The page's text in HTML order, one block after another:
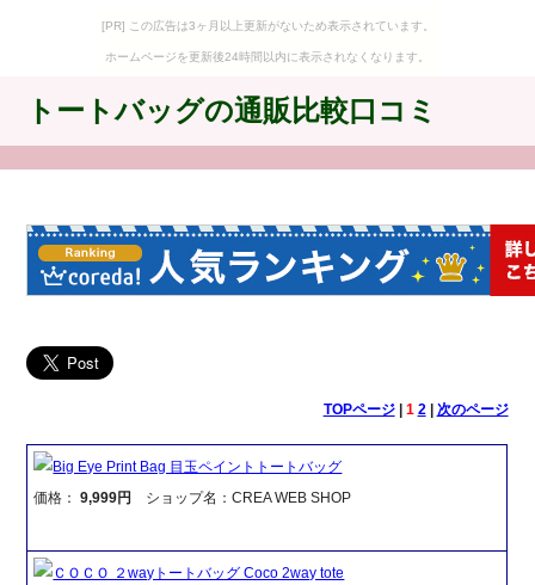
[PR] この広告は3ヶ月以上更新がないため表示されています。
ホームページを更新後24時間以内に表示されなくなります。
トートバッグの通販比較口コミ
TOPページ| 1 2| 次のページ
Big Eye Print Bag 目玉ペイントトートバッグ
価格：9,999円 ショップ名：CREA WEB SHOP
ＣＯＣＯ ２wayトートバッグ Coco 2way tote